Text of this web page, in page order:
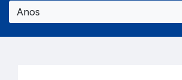
Anos